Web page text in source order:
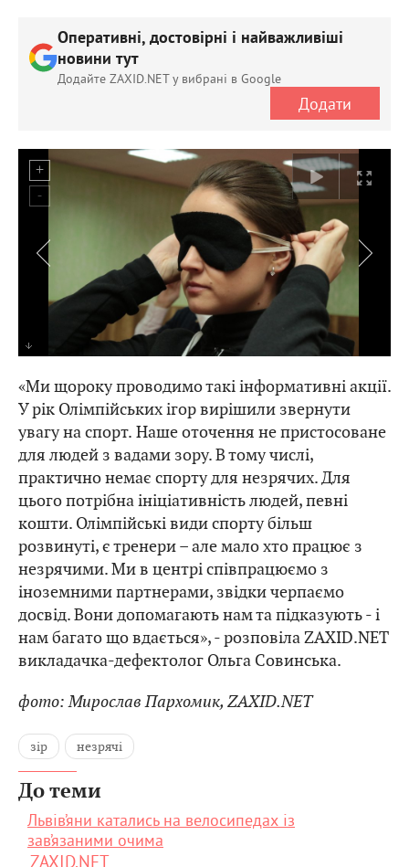
Оперативні, достовірні і найважливіші
новини тут
Додайте ZAXID.NET у вибрані в Google
Додати
Гравці грали із зав'язаними очима
«Ми щороку проводимо такі інформативні акції.
У рік Олімпійських ігор вирішили звернути
увагу на спорт. Наше оточення не пристосоване
для людей з вадами зору. В тому числі,
практично немає спорту для незрячих. Для
цього потрібна ініціативність людей, певні
кошти. Олімпійські види спорту більш
розвинуті, є тренери – але мало хто працює з
незрячими. Ми в центрі співпрацюємо з
іноземними партнерами, звідки черпаємо
досвід. Вони допомагають нам та підказують - і
нам багато що вдається», - розповіла ZAXID.NET
викладачка-дефектолог Ольга Совинська.
фото: Мирослав Пархомик, ZAXID.NET
зір незрячі
До теми
Львів’яни катались на велосипедах із
зав’язаними очима
ZAXID.NET